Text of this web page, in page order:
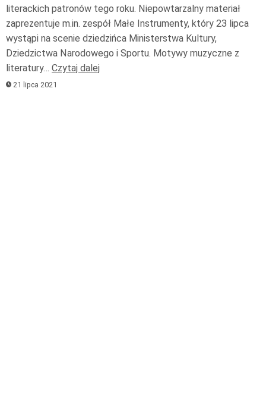
literackich patronów tego roku. Niepowtarzalny materiał
zaprezentuje m.in. zespół Małe Instrumenty, który 23 lipca
wystąpi na scenie dziedzińca Ministerstwa Kultury,
Dziedzictwa Narodowego i Sportu. Motywy muzyczne z
literatury… Czytaj dalej
21 lipca 2021